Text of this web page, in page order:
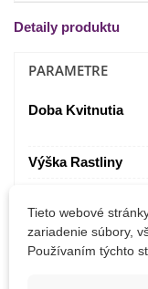
Detaily produktu
PARAMETRE
Doba Kvitnutia
Výška Rastliny
Výsev
Tieto webové
zariadenie súbory,
Používaním týchto